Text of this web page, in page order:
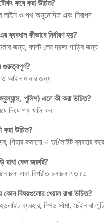
কবে করা উচিত?
লাইন ও পথ অনুমোদিত এবং নিরাপদ
কীভাবে নির্ধারণ হয়?
জন্য, ফাস্ট লেন দ্রুত গাড়ির জন্য
গুরুত্বপূর্ণ?
আইন মানার জন্য
পুলিশ) এলে কী করা উচিত?
দিয়ে পথ খালি করা
করা উচিত?
গিয়ার কমানো ও হর্ন/লাইট ব্যবহার
রাখা কেন জরুরি?
চলা এবং বিপরীত চলাচল এড়াতে
কোন বিষয়গুলোর খেয়াল রাখা উচিত?
ব্যবহার, স্পিড সীমা, চেইন বা